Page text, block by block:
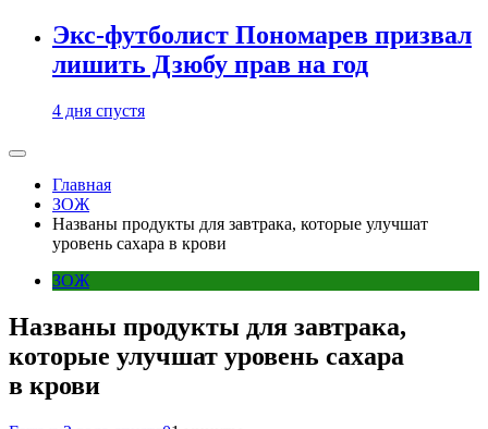
Экс-футболист Пономарев призвал
лишить Дзюбу прав на год
4 дня спустя
Главная
ЗОЖ
Названы продукты для завтрака, которые улучшат
уровень сахара в крови
ЗОЖ
Названы продукты для завтрака,
которые улучшат уровень сахара
в крови